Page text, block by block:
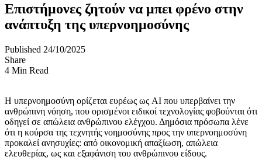
Επιστήμονες ζητούν να μπει φρένο στην
ανάπτυξη της υπερνοημοσύνης
Published 24/10/2025
Share
4 Min Read
Η υπερνοημοσύνη ορίζεται ευρέως ως AI που υπερβαίνει την
ανθρώπινη νόηση, που ορισμένοι ειδικοί τεχνολογίας φοβούνται ότι
οδηγεί σε απώλεια ανθρώπινου ελέγχου. Δημόσια πρόσωπα λένε
ότι η κούρσα της τεχνητής νοημοσύνης προς την υπερνοημοσύνη
προκαλεί ανησυχίες: από οικονομική απαξίωση, απώλεια
ελευθερίας, ως και εξαφάνιση του ανθρώπινου είδους.